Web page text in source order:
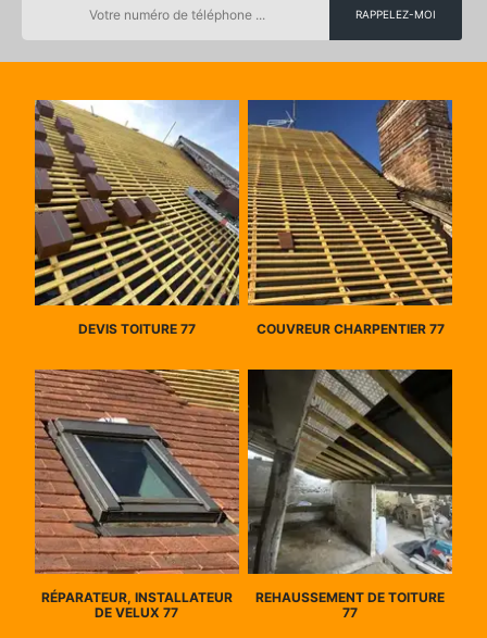
DEVIS TOITURE 77 COUVREUR CHARPENTIER 77
RÉPARATEUR, INSTALLATEUR
DE VELUX 77
REHAUSSEMENT DE TOITURE
77